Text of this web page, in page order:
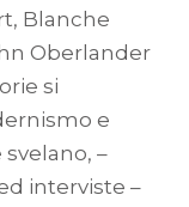
Blanche
Oberlander
si
e
–
interviste –